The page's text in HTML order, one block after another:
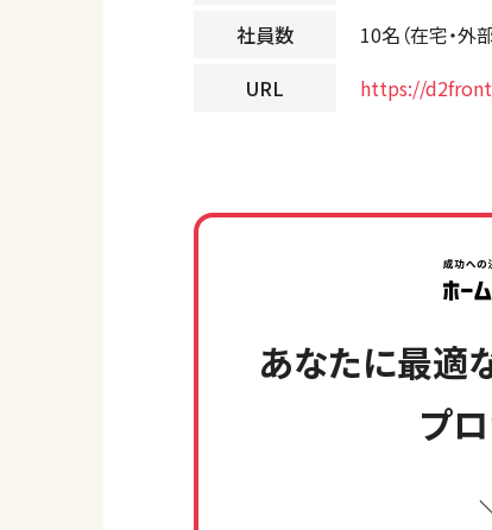
社員数
10名（在宅・外
URL
https://
あなたに最適
プ